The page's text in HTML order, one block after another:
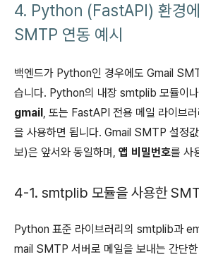
4. Python (FastAPI) 환경
SMTP 연동 예시
백엔드가 Python인 경우에도 Gmail
습니다. Python의 내장 smtplib 모듈이나
gmail , 또는 FastAPI 전용 메일 라이브러
을 사용하면 됩니다. Gmail SMTP 설정
보)은 앞서와 동일하며, 앱 비밀번호를 사
4-1. smtplib 모듈을 사용한
Python 표준 라이브러리의 smtplib과
mail SMTP 서버로 메일을 보내는 간단한